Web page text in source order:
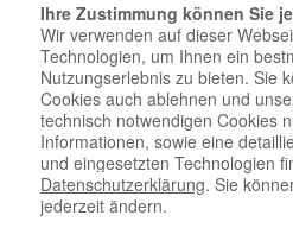
Ihre Zustimmung können Sie
Wir verwenden auf dieser
Technologien, um Ihnen ein
Nutzungserlebnis zu bieten. Sie
Cookies auch ablehnen und
technisch notwendigen Cookies
Informationen, sowie eine
und eingesetzten Technologien
Datenschutzerklärung. Sie
jederzeit ändern.